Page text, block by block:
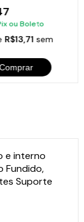
ou Boleto
R$13,71 sem
e interno
Fundido,
Suporte